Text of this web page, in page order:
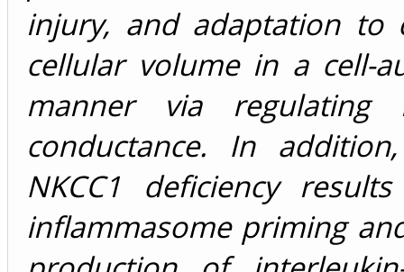
injury, and adaptation to
cellular volume in a cell-
manner via regulating
conductance. In
NKCC1 deficiency
inflammasome priming